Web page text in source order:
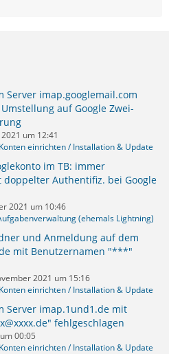
Server imap.googlemail.com
auf Google Zwei-
um 12:41
einrichten / Installation & Update
im TB: immer
doppelter Authentifiz. bei Google
2021 um 10:46
(ehemals Lightning)
und Anmeldung auf dem
mit Benutzernamen "***"
2021 um 15:16
einrichten / Installation & Update
Server imap.1und1.de mit
fehlgeschlagen
00:05
einrichten / Installation & Update